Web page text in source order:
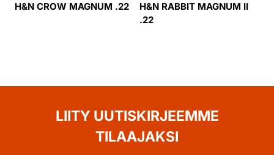
H&N CROW MAGNUM .22
H&N RABBIT MAGNUM II
.22
LIITY UUTISKIRJEEMME
TILAAJAKSI